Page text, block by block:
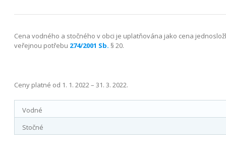
Cena vodného a stočného v obci je uplatňována jako cena
veřejnou potřebu 274/2001 Sb. § 20.
Ceny platné od 1. 1. 2022 – 31. 3. 2022.
Vodné
Stočné